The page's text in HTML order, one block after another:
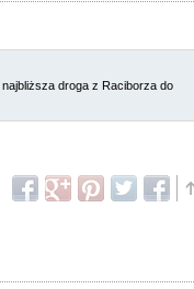
droga z Raciborza do